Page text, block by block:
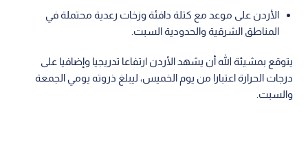
الأردن على موعد مع كتلة دافئة وزخات رعدية محتملة في
المناطق الشرقية والحدودية السبت.
يتوقع بمشيئة الله أن يشهد الأردن ارتفاعا تدريجيا وإضافيا على
درجات الحرارة اعتبارا من يوم الخميس، ليبلغ ذروته يومي الجمعة
والسبت.